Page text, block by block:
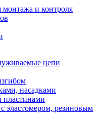
и контроля
цепи
насадками
пластинами
эластомером, резиновым